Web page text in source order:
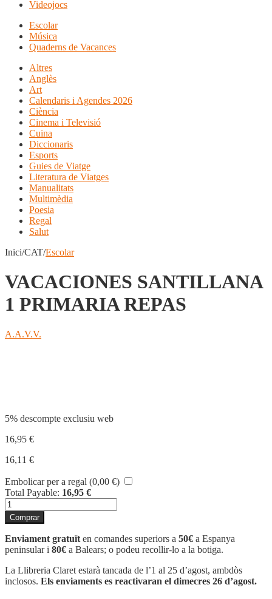
Videojocs
Escolar
Música
Quaderns de Vacances
Altres
Anglès
Art
Calendaris i Agendes 2026
Ciència
Cinema i Televisió
Cuina
Diccionaris
Esports
Guies de Viatge
Literatura de Viatges
Manualitats
Multimèdia
Poesia
Regal
Salut
Inici/CAT/Escolar
VACACIONES SANTILLANA
1 PRIMARIA REPAS
A.A.V.V.
5% descompte exclusiu web
16,95 €
16,11 €
Embolicar per a regal (0,00 €)
Total Payable: 16,95 €
quantitat
de
VACACIONES
SANTILLANA
1
PRIMARIA
REPAS
Comprar
Enviament gratuït en comandes superiors a 50€ a Espanya
peninsular i 80€ a Balears; o podeu recollir-lo a la botiga.
La Llibreria Claret estarà tancada de l’1 al 25 d’agost, ambdòs
inclosos. Els enviaments es reactivaran el dimecres 26 d’agost.